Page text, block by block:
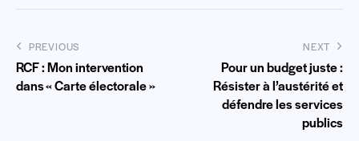
PREVIOUS
RCF : Mon intervention
dans « Carte électorale »
NEXT
Pour un budget juste :
Résister à l’austérité et
défendre les services
publics